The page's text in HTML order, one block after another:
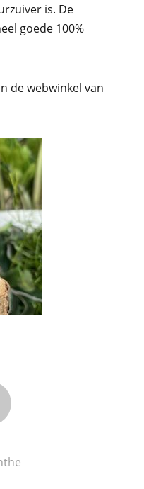
is. De
goede 100%
de webwinkel van